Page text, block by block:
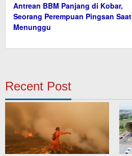
Antrean BBM Panjang di Kobar,
Seorang Perempuan Pingsan Saat
Menunggu
Recent Post